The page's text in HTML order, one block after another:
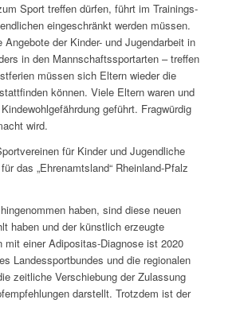
Sport treffen dürfen, führt im Trainings-
eingeschränkt werden müssen.
der Kinder- und Jugendarbeit in
in den Mannschaftssportarten – treffen
müssen sich Eltern wieder die
können. Viele Eltern waren und
geführt. Fragwürdig
wird.
für Kinder und Jugendliche
das „Ehrenamtsland“ Rheinland-Pfalz
haben, sind diese neuen
haben und der künstlich erzeugte
einer Adipositas-Diagnose ist 2020
Landessportbundes und die regionalen
zeitliche Verschiebung der Zulassung
darstellt. Trotzdem ist der